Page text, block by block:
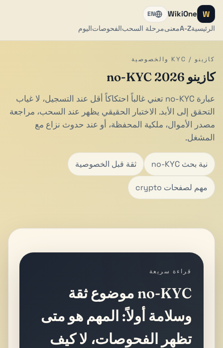
W
WikiOne
الرئيسيةA-Zمعنىمرحلة السحبالفحوصاتاليوم
EN
كازينو / KYC والخصوصية
كازينو no-KYC 2026
عبارة no-KYC تعني غالباً احتكاكاً أقل عند التسجيل، لا غياب
التحقق إلى الأبد. الاختبار الحقيقي يظهر عند السحب، مراجعة
مصدر الأموال، ملكية المحفظة، أو عند حدوث نزاع مع
المشغل.
نية بحث no-KYC ثقة قبل الخصوصية
مهم لصفحات crypto
قراءة سريعة
no-KYC موضوع ثقة
وسلامة أولاً: المهم هو متى
تظهر الفحوصات، لا كيف